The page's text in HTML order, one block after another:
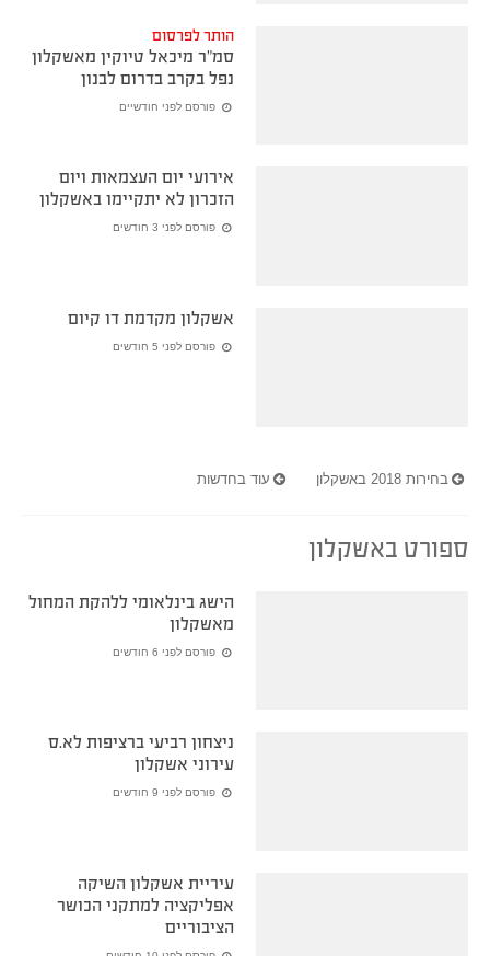
הותר לפרסום
סמ״ר מיכאל טיוקין מאשקלון
נפל בקרב בדרום לבנון
פורסם לפני חודשיים
אירועי יום העצמאות ויום
הזכרון לא יתקיימו באשקלון
פורסם לפני 3 חודשים
אשקלון מקדמת דו קיום
פורסם לפני 5 חודשים
בחירות 2018 באשקלון עוד בחדשות
ספורט באשקלון
הישג בינלאומי ללהקת המחול
מאשקלון
פורסם לפני 6 חודשים
ניצחון רביעי ברציפות לא.ס
עירוני אשקלון
פורסם לפני 9 חודשים
עיריית אשקלון השיקה
אפליקציה למתקני הכושר
הציבוריים